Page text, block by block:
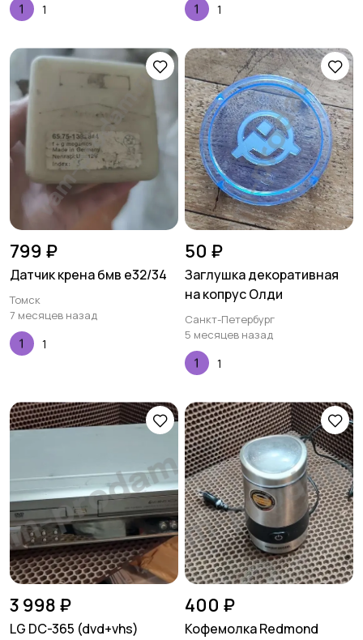
1 1
799 ₽
Датчик крена бмв е32/34
Томск
7 месяцев назад
1
50 ₽
Заглушка декоративная
на копрус Олди
Санкт-Петербург
5 месяцев назад
1
3 998 ₽
LG DC-365 (dvd+vhs)
400 ₽
Кофемолка Redmond